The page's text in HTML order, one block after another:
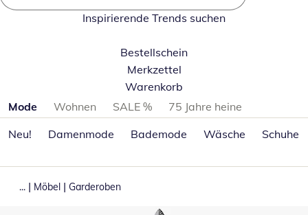
Inspirierende Trends suchen
Bestellschein
Merkzettel
Warenkorb
Produktkategorien überspringen
Mode Wohnen SALE %
75 Jahre heine
Neu!
Damenmode Bademode Wäsche Schuhe
... | Möbel | Garderoben